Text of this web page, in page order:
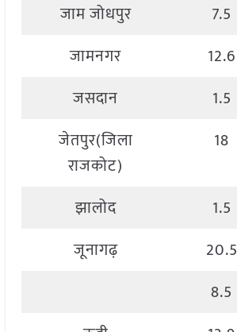
जाम जोधपुर 7.5
जामनगर
12.6
जसदान
1.5
जेतपुर(जिला
राजकोट)
18
झालोद 1.5
जूनागढ़
20.5
8.5